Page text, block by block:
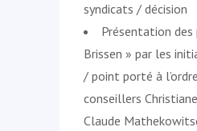
syndicats / décision
Présentation des
Brissen » par les
/ point porté à
conseillers
Claude